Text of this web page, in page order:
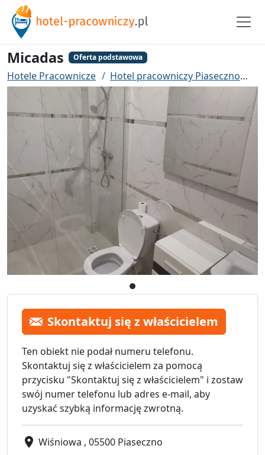
Micadas Oferta podstawowa
Hotele Pracownicze Hotel pracowniczy Piaseczno
Skontaktuj się z właścicielem
Ten obiekt nie podał numeru telefonu.
Skontaktuj się z właścicielem za pomocą
przycisku "Skontaktuj się z właścicielem" i zostaw
swój numer telefonu lub adres e-mail, aby
uzyskać szybką informację zwrotną.
Wiśniowa , 05500 Piaseczno